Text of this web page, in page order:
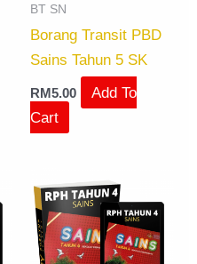
BT SN
Borang Transit PBD
Sains Tahun 5 SK
RM5.00
Add To
Cart